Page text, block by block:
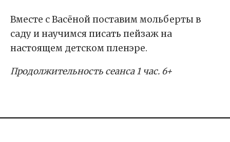
Вместе с Васёной поставим мольберты в
саду и научимся писать пейзаж на
настоящем детском пленэре.
Продолжительность сеанса 1 час. 6+